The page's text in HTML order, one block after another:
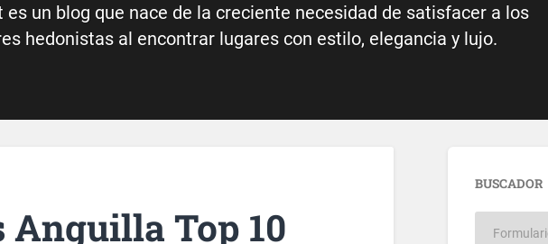
es un blog que nace de la creciente necesidad de satisfacer a los
hedonistas al encontrar lugares con estilo, elegancia y lujo.
Top 10
BUSCADOR